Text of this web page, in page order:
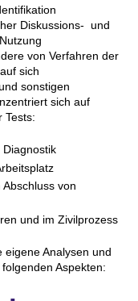
Diskussions- und
von Verfahren der
sich
sonstigen
sich auf
Tests:
von
und im Zivilprozess
eigene Analysen und
Aspekten: